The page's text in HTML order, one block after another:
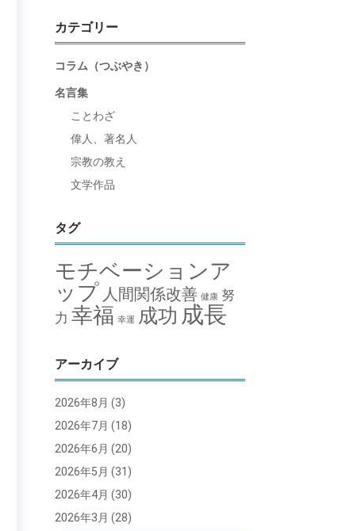
カテゴリー
コラム（つぶやき）
名言集
ことわざ
偉人、著名人
宗教の教え
文学作品
タグ
モチベーションア
ップ 人間関係改善 健康 努
力 幸福 幸運 成功 成長
アーカイブ
2026年8月 (3)
2026年7月 (18)
2026年6月 (20)
2026年5月 (31)
2026年4月 (30)
2026年3月 (28)